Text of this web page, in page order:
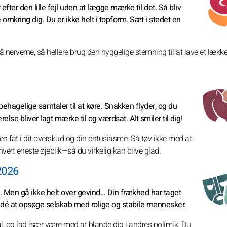
den lille fejl uden at lægge mærke til det. Så bliv
dig. Du er ikke helt i topform. Sæt i stedet en
så hellere brug den hyggelige stemning til at lave et
samtaler til at køre. Snakken flyder, og du
bliver lagt mærke til og værdsat. Alt smiler til dig!
fat i dit overskud og din entusiasme. Så tøv ikke med at
eneste øjeblik—så du virkelig kan blive glad.
gå ikke helt over gevind… Din frækhed har taget
at opsøge selskab med rolige og stabile mennesker.